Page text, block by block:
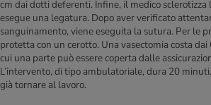
cm dai dotti deferenti. Infine, il medico
esegue una legatura. Dopo aver verificato
sanguinamento, viene eseguita la sutura. Per le
protetta con un cerotto. Una vasectomia costa
cui una parte può essere coperta dalle
L’intervento, di tipo ambulatoriale, dura 20
già tornare al lavoro.